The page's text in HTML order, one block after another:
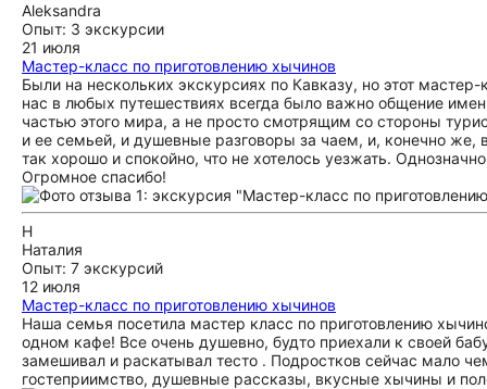
Aleksandra
Опыт: 3 экскурсии
21 июля
Мастер-класс по приготовлению хычинов
Были на нескольких экскурсиях по Кавказу, но этот
нас в любых путешествиях всегда было важно общение
частью этого мира, а не просто смотрящим со стороны
и ее семьей, и душевные разговоры за чаем, и, конечно
так хорошо и спокойно, что не хотелось уезжать.
Огромное спасибо!
Н
Наталия
Опыт: 7 экскурсий
12 июля
Мастер-класс по приготовлению хычинов
Наша семья посетила мастер класс по приготовлению
одном кафе! Все очень душевно, будто приехали к своей
замешивал и раскатывал тесто . Подростков сейчас мало
гостеприимство, душевные рассказы, вкусные хычины и